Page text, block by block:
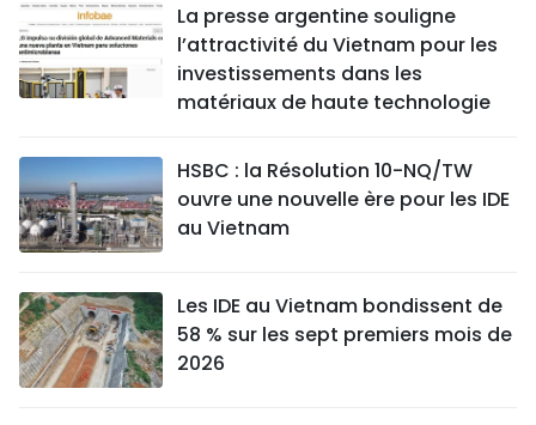
La presse argentine souligne
l’attractivité du Vietnam pour les
investissements dans les
matériaux de haute technologie
HSBC : la Résolution 10-NQ/TW
ouvre une nouvelle ère pour les IDE
au Vietnam
Les IDE au Vietnam bondissent de
58 % sur les sept premiers mois de
2026